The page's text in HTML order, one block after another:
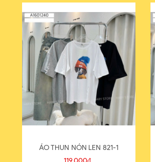
ÁO THUN NÓN LEN 821-1